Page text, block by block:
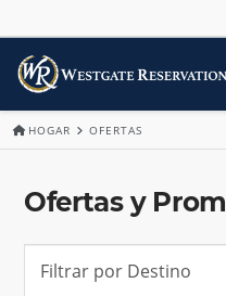
HOGAR OFERTAS
Ofertas y